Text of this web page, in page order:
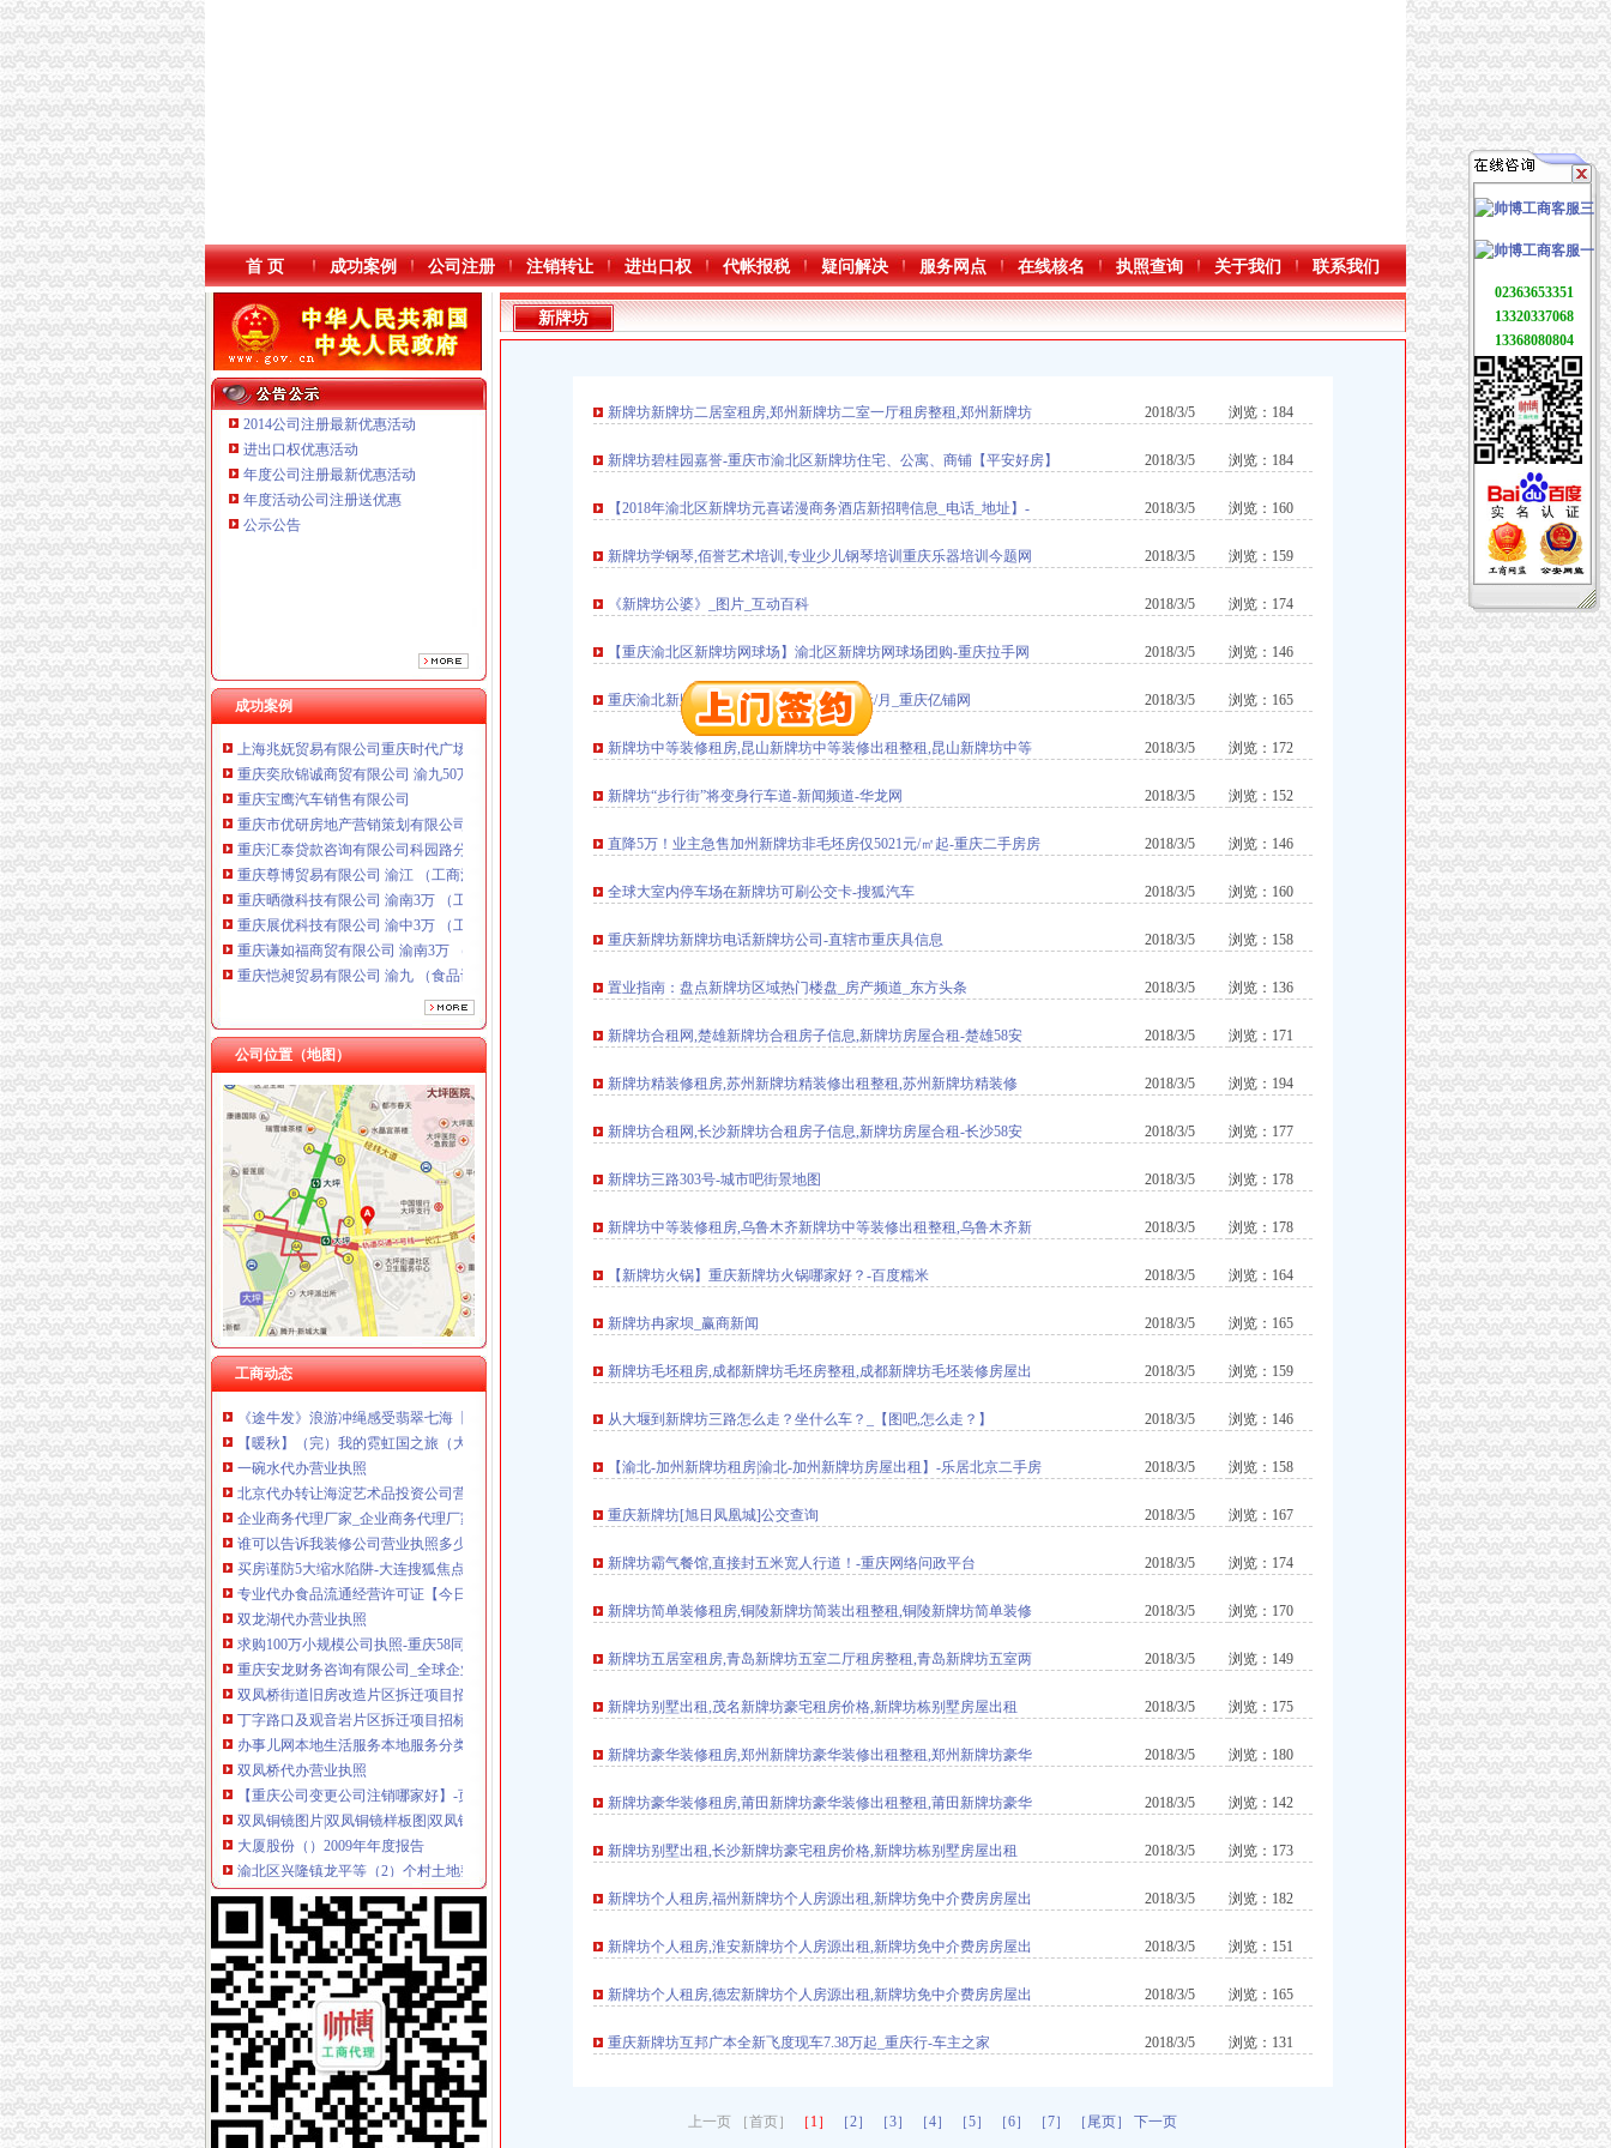
首 页 成功案例 公司注册 注销转让 进出口权 代帐报税 疑问解决 服务网点 在线核名 执照查询 关于我们 联系我们
2014公司注册最新优惠活动
进出口权优惠活动
年度公司注册最新优惠活动
年度活动公司注册送优惠
公示公告
成功案例
重庆奕欣锦诚商贸有限公司 渝九50万 （工商注册）
重庆宝鹰汽车销售有限公司
重庆市优研房地产营销策划有限公司
重庆汇泰贷款咨询有限公司科园路分公司 渝高 （工商注册）
重庆尊博贸易有限公司 渝江 （工商注册）
重庆晒微科技有限公司 渝南3万 （工商注册）
重庆展优科技有限公司 渝中3万 （工商注册）
重庆谦如福商贸有限公司 渝南3万 （公司转让）
重庆恺昶贸易有限公司 渝九 （食品许可证）
重庆市冰岛科技发展有限公司 渝沙50万 （进出口权）
上海兆妩贸易有限公司重庆时代广场分公司 渝中 （工商注册）
重庆奕欣锦诚商贸有限公司 渝九50万 （工商注册）
重庆宝鹰汽车销售有限公司
重庆市优研房地产营销策划有限公司
重庆汇泰贷款咨询有限公司科园路分公司 渝高 （工商注册）
重庆尊博贸易有限公司 渝江 （工商注册）
重庆晒微科技有限公司 渝南3万 （工商注册）
重庆展优科技有限公司 渝中3万 （工商注册）
重庆谦如福商贸有限公司 渝南3万 （公司转让）
重庆恺昶贸易有限公司 渝九 （食品许可证）
重庆市冰岛科技发展有限公司 渝沙50万 （进出口权）
上海兆妩贸易有限公司重庆时代广场分公司 渝中 （工商注册）
公司位置（地图）
工商动态
新牌坊
新牌坊毛坯租房,冈新牌坊毛坯房整租,冈新牌坊毛坯装修房屋出
重庆新牌坊英语培训班-教育培训消费-得意生活-武汉生活消费社区
新牌坊写字楼均价多少？–安居客房产问答
渝北新牌坊现房销售新房_渝北新牌坊现房销售新盘_渝北新牌坊现房销
渝北区新牌坊附近酒店_渝北区新牌坊附近宾馆_艺龙
松树桥代办营业执照
今日早报
经济发展-政和概况-中国竹具工艺城政和
【图】沙坪坝火车站代理注册公司营业执照代理O_重庆工
《途牛发》浪游冲绳感受翡翠七海【多图】_冲绳游记_途牛
【暖秋】（完）我的霓虹国之旅（大阪京都东京）-游山玩水-大众点评
一碗水代办营业执照
北京代办转让海淀艺术品投资公司营业执照变更流程-北京朝公司变
企业商务代理厂家_企业商务代理厂家/公司-阿里巴巴公司页
谁可以告诉我装修公司营业执照多少钱
买房谨防5大缩水陷阱-大连搜狐焦点
专业代办食品流通经营许可证【今日推荐网】
双龙湖代办营业执照
求购100万小规模公司执照-重庆58同城
重庆安龙财务咨询有限公司_全球企业库
双凤桥街道旧房改造片区拆迁项目招标公告_中国招标网_重庆市招标
丁字路口及观音岩片区拆迁项目招标公告_中国招标网_重庆市招标
办事儿网本地生活服务本地服务分类需求信息_办事儿网
双凤桥代办营业执照
【重庆公司变更公司注销哪家好】-页88网
双凤铜镜图片|双凤铜镜样板图|双凤铜镜效果图片_香港太古估计拍卖有
大厦股份（）2009年年度报告
渝北区兴隆镇龙平等（2）个村土地整理项目确定招标代理机构的公告-
一封广州城中村拆迁的暴通告_媒江湖_论坛_天涯社区
两路代办营业执照
南宁代办注册公司丨南宁执照代办丨南宁资质代办丨南宁代理记账丨南
殊经营项目营业执照代办-博艺企业管理专家咨询热线：400-889-
【图】-杭州市富区代办营业执照-杭州富富春公司注册-富百姓
建德本地代办营业执照、有地址无地址都可代办,速度快-杭州桐庐公
深圳注册公司代理|龙华代办公司|深圳营业执照代办|深圳代理记账|创客
龙溪代办营业执照
郑州企业资质代办公司_郑州企业资质代办_【资质代办】|东商网
财务咨询企业页
重庆银行股份有限公司2008年度报告-基金频道-和讯网
新牌坊
新牌坊新牌坊二居室租房,郑州新牌坊二室一厅租房整租,郑州新牌坊 2018/3/5 浏览：184
新牌坊碧桂园嘉誉-重庆市渝北区新牌坊住宅、公寓、商铺【平安好房】 2018/3/5 浏览：184
【2018年渝北区新牌坊元喜诺漫商务酒店新招聘信息_电话_地址】- 2018/3/5 浏览：160
新牌坊学钢琴,佰誉艺术培训,专业少儿钢琴培训重庆乐器培训今题网 2018/3/5 浏览：159
《新牌坊公婆》_图片_互动百科 2018/3/5 浏览：174
【重庆渝北区新牌坊网球场】渝北区新牌坊网球场团购-重庆拉手网 2018/3/5 浏览：146
重庆渝北新牌坊三通旺铺紧急转让_租金元/月_重庆亿铺网 2018/3/5 浏览：165
新牌坊中等装修租房,昆山新牌坊中等装修出租整租,昆山新牌坊中等 2018/3/5 浏览：172
新牌坊“步行街”将变身行车道-新闻频道-华龙网 2018/3/5 浏览：152
直降5万！业主急售加州新牌坊非毛坯房仅5021元/㎡起-重庆二手房房 2018/3/5 浏览：146
全球大室内停车场在新牌坊可刷公交卡-搜狐汽车 2018/3/5 浏览：160
重庆新牌坊新牌坊电话新牌坊公司-直辖市重庆具信息 2018/3/5 浏览：158
置业指南：盘点新牌坊区域热门楼盘_房产频道_东方头条 2018/3/5 浏览：136
新牌坊合租网,楚雄新牌坊合租房子信息,新牌坊房屋合租-楚雄58安 2018/3/5 浏览：171
新牌坊精装修租房,苏州新牌坊精装修出租整租,苏州新牌坊精装修 2018/3/5 浏览：194
新牌坊合租网,长沙新牌坊合租房子信息,新牌坊房屋合租-长沙58安 2018/3/5 浏览：177
新牌坊三路303号-城市吧街景地图 2018/3/5 浏览：178
新牌坊中等装修租房,乌鲁木齐新牌坊中等装修出租整租,乌鲁木齐新 2018/3/5 浏览：178
【新牌坊火锅】重庆新牌坊火锅哪家好？-百度糯米 2018/3/5 浏览：164
新牌坊冉家坝_赢商新闻 2018/3/5 浏览：165
新牌坊毛坯租房,成都新牌坊毛坯房整租,成都新牌坊毛坯装修房屋出 2018/3/5 浏览：159
从大堰到新牌坊三路怎么走？坐什么车？_【图吧,怎么走？】 2018/3/5 浏览：146
【渝北-加州新牌坊租房|渝北-加州新牌坊房屋出租】-乐居北京二手房 2018/3/5 浏览：158
重庆新牌坊[旭日凤凰城]公交查询 2018/3/5 浏览：167
新牌坊霸气餐馆,直接封五米宽人行道！-重庆网络问政平台 2018/3/5 浏览：174
新牌坊简单装修租房,铜陵新牌坊简装出租整租,铜陵新牌坊简单装修 2018/3/5 浏览：170
新牌坊五居室租房,青岛新牌坊五室二厅租房整租,青岛新牌坊五室两 2018/3/5 浏览：149
新牌坊别墅出租,茂名新牌坊豪宅租房价格,新牌坊栋别墅房屋出租 2018/3/5 浏览：175
新牌坊豪华装修租房,郑州新牌坊豪华装修出租整租,郑州新牌坊豪华 2018/3/5 浏览：180
新牌坊豪华装修租房,莆田新牌坊豪华装修出租整租,莆田新牌坊豪华 2018/3/5 浏览：142
新牌坊别墅出租,长沙新牌坊豪宅租房价格,新牌坊栋别墅房屋出租 2018/3/5 浏览：173
新牌坊个人租房,福州新牌坊个人房源出租,新牌坊免中介费房房屋出 2018/3/5 浏览：182
新牌坊个人租房,淮安新牌坊个人房源出租,新牌坊免中介费房房屋出 2018/3/5 浏览：151
新牌坊个人租房,德宏新牌坊个人房源出租,新牌坊免中介费房房屋出 2018/3/5 浏览：165
重庆新牌坊互邦广本全新飞度现车7.38万起_重庆行-车主之家 2018/3/5 浏览：131
上一页 ［首页］ ［1］ ［2］ ［3］ ［4］ ［5］ ［6］ ［7］ ［尾页］ 下一页
02363653351
13320337068
13368080804